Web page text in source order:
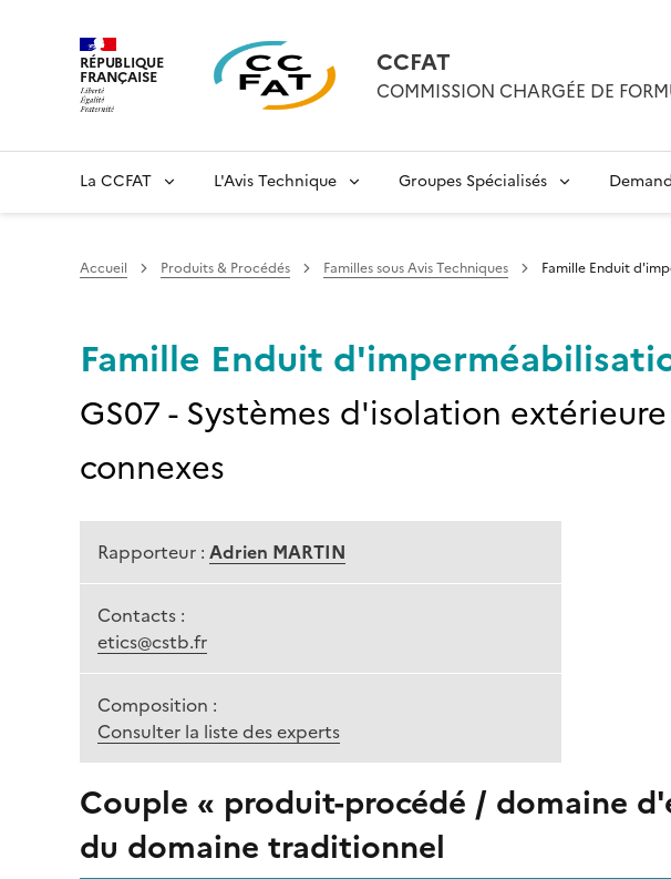
RÉPUBLIQUE
FRANÇAISE CCFAT
COMMISSION CHARGÉE DE
La CCFAT L'Avis Technique Groupes Spécialisés
Accueil Produits & Procédés Familles sous Avis Techniques Famille Enduit
Famille Enduit
GS07 - Systèmes d'isolation
connexes
Rapporteur : Adrien MARTIN
Contacts :
etics@cstb.fr
Composition :
Consulter la liste des experts
Couple « produit-procédé / domaine
du domaine traditionnel